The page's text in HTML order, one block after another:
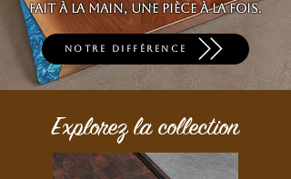
Fait à la main, une pièce à la fois.
Notre différence
Explorez la collection